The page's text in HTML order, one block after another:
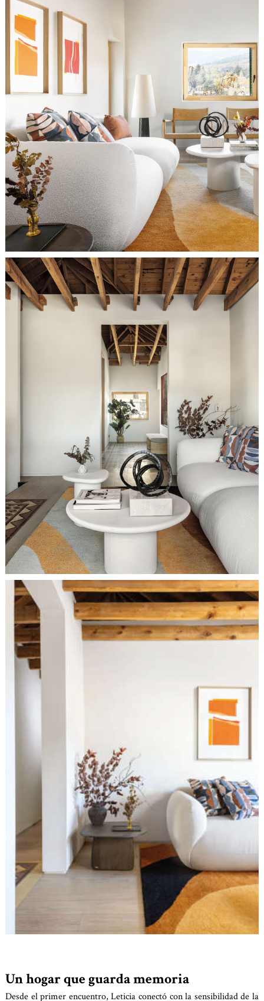
Un hogar que guarda memoria
Desde el primer encuentro, Leticia conectó con la sensibilidad de la